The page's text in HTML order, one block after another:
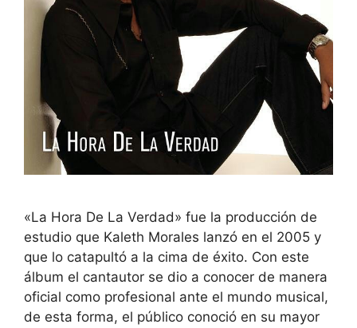
«La Hora De La Verdad» fue la producción de
estudio que Kaleth Morales lanzó en el 2005 y
que lo catapultó a la cima de éxito. Con este
álbum el cantautor se dio a conocer de manera
oficial como profesional ante el mundo musical,
de esta forma, el público conoció en su mayor